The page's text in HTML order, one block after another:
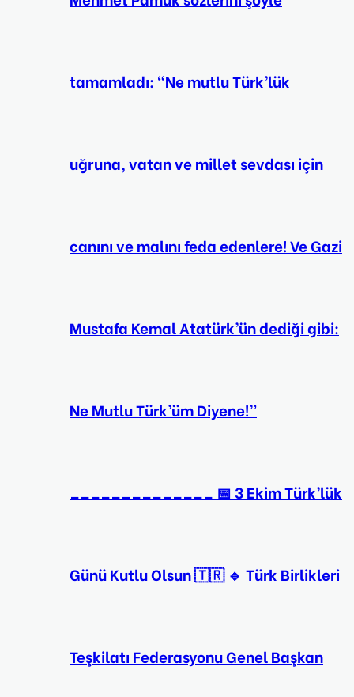
tamamladı: “Ne mutlu Türk’lük
uğruna, vatan ve millet sevdası için
canını ve malını feda edenlere! Ve Gazi
Mustafa Kemal Atatürk’ün dediği gibi:
Ne Mutlu Türk’üm Diyene!”
______________ 📅 3 Ekim Türk’lük
Günü Kutlu Olsun 🇹🇷 🔹 Türk Birlikleri
Teşkilatı Federasyonu Genel Başkan